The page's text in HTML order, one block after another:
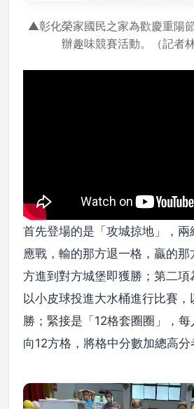
▲彰化榮家國民之家為歡慶重陽
辦趣味競賽活動。（記者
首先登場的是「攻城掠地」，
應戰，輸的那方退一格，贏的
方進到對方城堡即獲勝；第二項
以小皮球投進大水桶進行比賽
勝；緊接是「12格套圈圈」，
向12方格，將格中分數加總高分